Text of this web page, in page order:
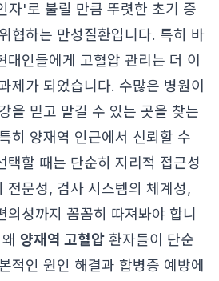
자'로 불릴 만큼 뚜렷한 초기 증
협하는 만성질환입니다. 특히 바
대인들에게 고혈압 관리는 더 이
제가 되었습니다. 수많은 병원이
을 믿고 맡길 수 있는 곳을 찾는
히 양재역 인근에서 신뢰할 수
택할 때는 단순히 지리적 접근성
전문성, 검사 시스템의 체계성,
의성까지 꼼꼼히 따져봐야 합니
양재역 고혈압 환자들이 단순
적인 원인 해결과 합병증 예방에